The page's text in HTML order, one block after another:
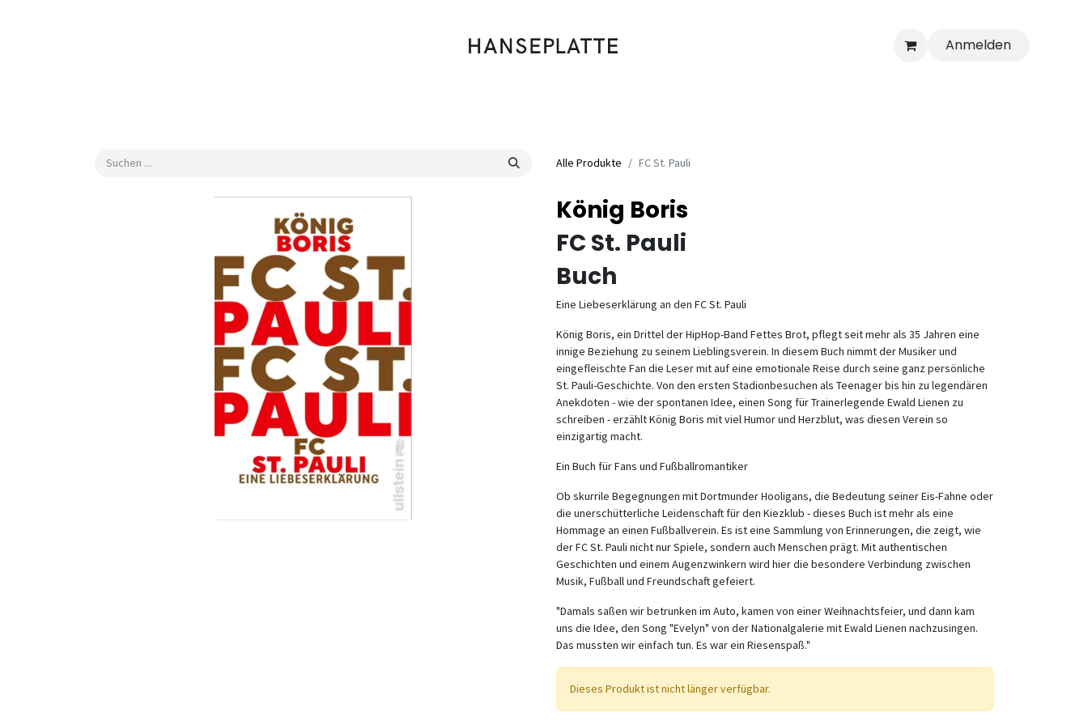
Anmelden
Alle Produkte FC St. Pauli
König Boris
FC St. Pauli
Buch
Eine Liebeserklärung an den FC St. Pauli
König Boris, ein Drittel der HipHop-Band Fettes Brot, pflegt seit mehr als 35 Jahren eine
innige Beziehung zu seinem Lieblingsverein. In diesem Buch nimmt der Musiker und
eingefleischte Fan die Leser mit auf eine emotionale Reise durch seine ganz persönliche
St. Pauli-Geschichte. Von den ersten Stadionbesuchen als Teenager bis hin zu legendären
Anekdoten - wie der spontanen Idee, einen Song für Trainerlegende Ewald Lienen zu
schreiben - erzählt König Boris mit viel Humor und Herzblut, was diesen Verein so
einzigartig macht.
Ein Buch für Fans und Fußballromantiker
Ob skurrile Begegnungen mit Dortmunder Hooligans, die Bedeutung seiner Eis-Fahne oder
die unerschütterliche Leidenschaft für den Kiezklub - dieses Buch ist mehr als eine
Hommage an einen Fußballverein. Es ist eine Sammlung von Erinnerungen, die zeigt, wie
der FC St. Pauli nicht nur Spiele, sondern auch Menschen prägt. Mit authentischen
Geschichten und einem Augenzwinkern wird hier die besondere Verbindung zwischen
Musik, Fußball und Freundschaft gefeiert.
"Damals saßen wir betrunken im Auto, kamen von einer Weihnachtsfeier, und dann kam
uns die Idee, den Song "Evelyn" von der Nationalgalerie mit Ewald Lienen nachzusingen.
Das mussten wir einfach tun. Es war ein Riesenspaß."
Dieses Produkt ist nicht länger verfügbar.